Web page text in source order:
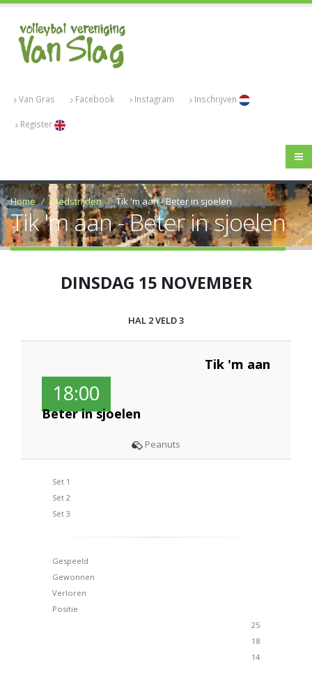
Van Gras Facebook Instagram Inschrijven
Register
Home Wedstrijden Tik 'm aan - Beter in sjoelen
Tik 'm aan - Beter in sjoelen
DINSDAG 15 NOVEMBER
HAL 2 VELD 3
Tik 'm aan
18:00
Beter in sjoelen
Peanuts
Set 1
Set 2
Set 3
Gespeeld
Gewonnen
Verloren
Positie
25
18
14